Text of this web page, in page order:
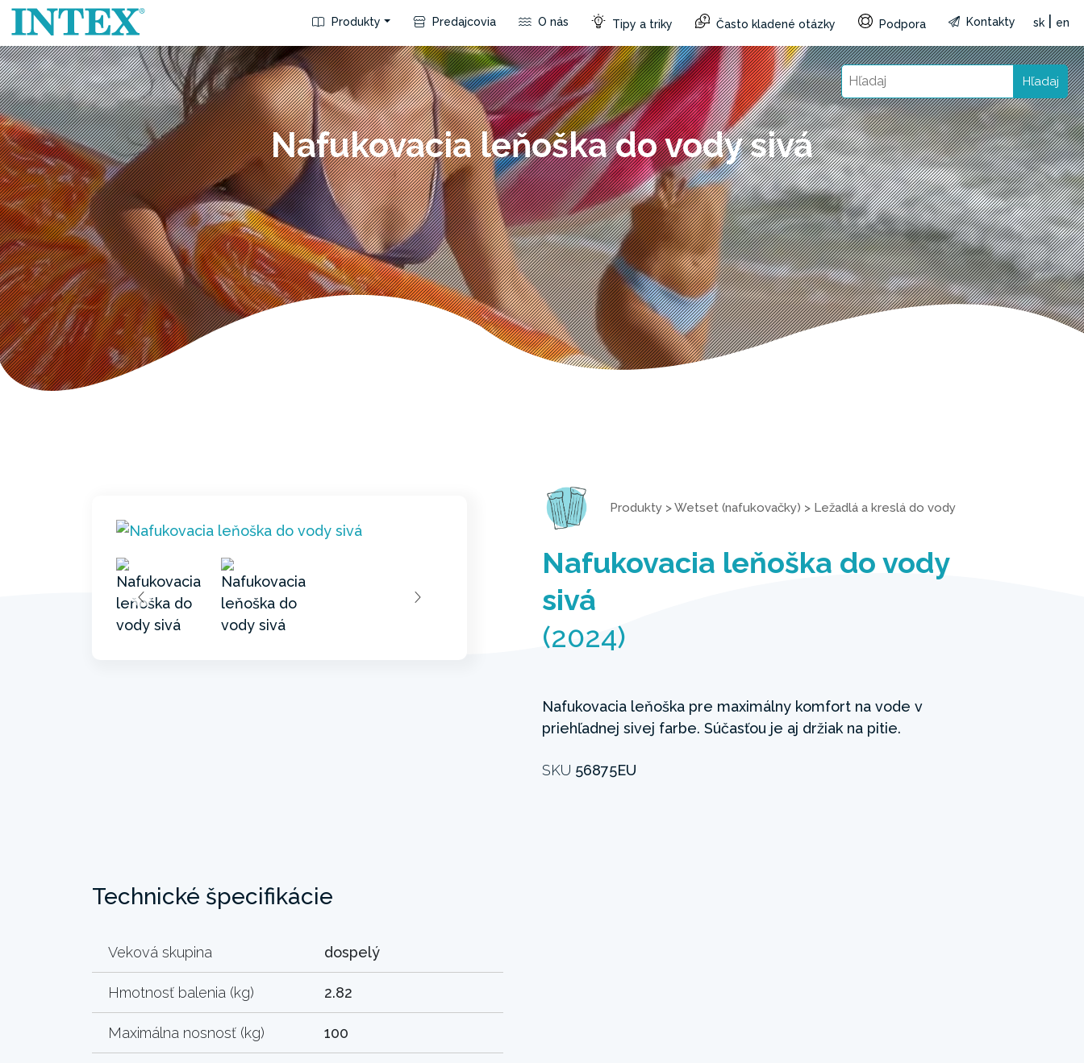
Produkty Predajcovia O nás Tipy a triky Často kladené otázky Podpora Kontakty sk en
Hľadaj
Nafukovacia leňoška do vody sivá
Produkty >Wetset (nafukovačky) > Ležadlá a kreslá do vody
Nafukovacia leňoška do vody
sivá
(2024)
Nafukovacia leňoška pre maximálny komfort na vode v
priehľadnej sivej farbe. Súčasťou je aj držiak na pitie.
SKU 56875EU
Technické špecifikácie
Veková skupina dospelý
Hmotnosť balenia (kg) 2.82
Maximálna nosnosť (kg) 100